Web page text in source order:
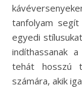
tanfolyam
egyedi
indíthassanak
tehát hosszú
számára, akik